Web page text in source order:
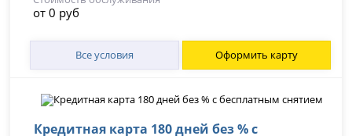
от 0 руб
Все условия Оформить карту
Кредитная карта 180 дней без % с